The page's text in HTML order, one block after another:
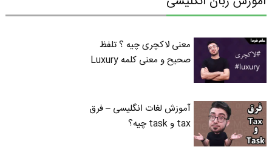
معنی لاکچری چیه ؟ تلفظ
صحیح و معنی کلمه Luxury
آموزش لغات انگلیسی – فرق
tax و task چیه؟